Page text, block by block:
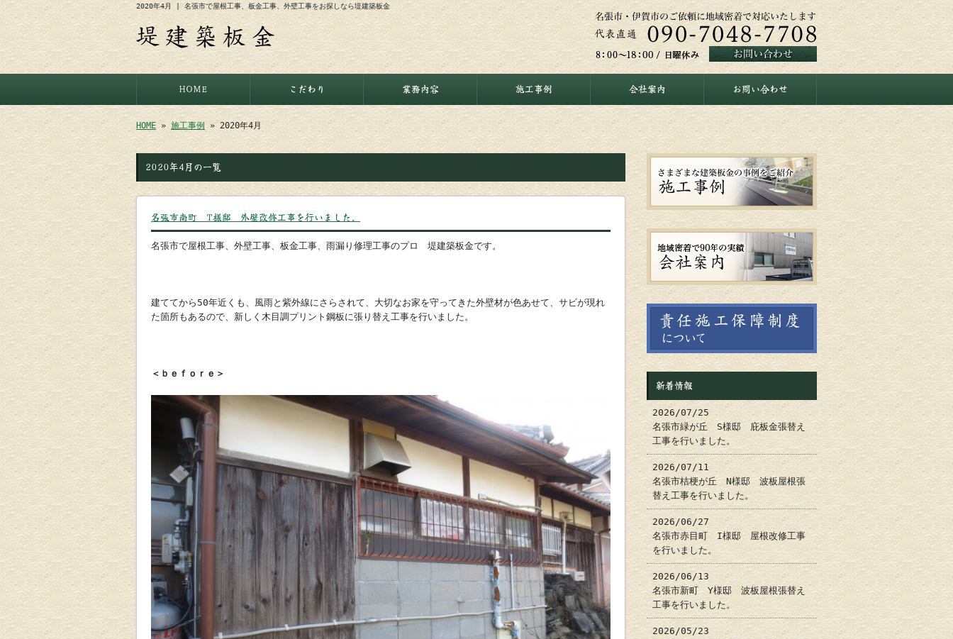
2020年4月 | 名張市で屋根工事、板金工事、外壁工事をお探しなら堤建築板金
HOME こだわり 業務内容 施工事例 会社案内 お問い合わせ
HOME » 施工事例 » 2020年4月
2020年4月の一覧
名張市南町 T様邸 外壁改修工事を行いました。
名張市で屋根工事、外壁工事、板金工事、雨漏り修理工事のプロ 堤建築板金です。
建ててから50年近くも、風雨と紫外線にさらされて、大切なお家を守ってきた外壁材が色あせて、サビが現れ
た箇所もあるので、新しく木目調プリント鋼板に張り替え工事を行いました。
＜ｂｅｆｏｒｅ＞
新着情報
2026/07/25
名張市緑が丘 S様邸 庇板金張替え
工事を行いました。
2026/07/11
名張市桔梗が丘 N様邸 波板屋根張
替え工事を行いました。
2026/06/27
名張市赤目町 I様邸 屋根改修工事
を行いました。
2026/06/13
名張市新町 Y様邸 波板屋根張替え
工事を行いました。
2026/05/23